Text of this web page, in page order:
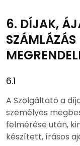
6. DÍJAK,
SZÁMLÁZÁS
6.1
A Szolgáltató a
személyes
felmérése után,
készített, írásos